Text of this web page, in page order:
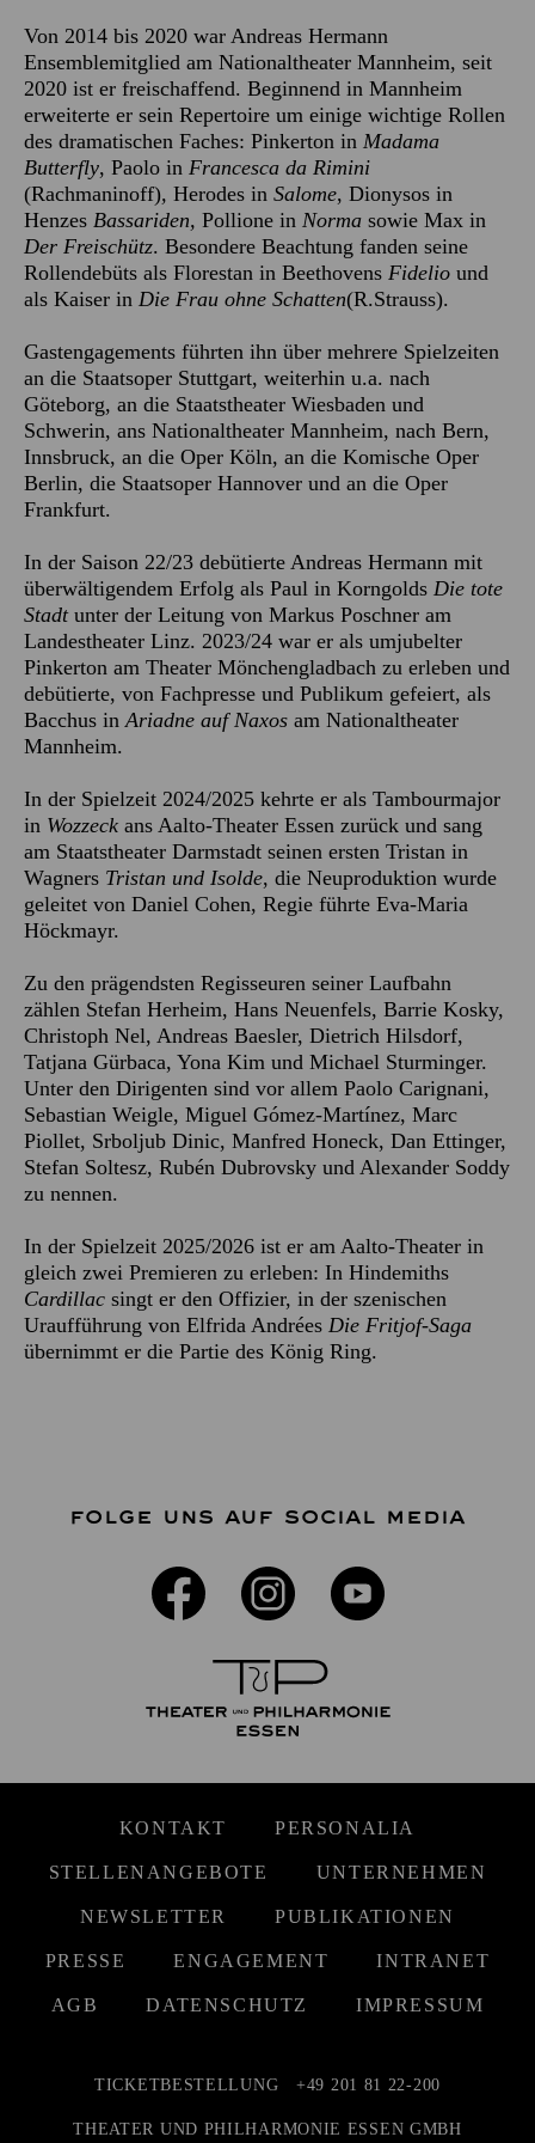
Von 2014 bis 2020 war Andreas Hermann
Ensemblemitglied am Nationaltheater Mannheim, seit
2020 ist er freischaffend. Beginnend in Mannheim
erweiterte er sein Repertoire um einige wichtige Rollen
des dramatischen Faches: Pinkerton in Madama
Butterfly, Paolo in Francesca da Rimini
(Rachmaninoff), Herodes in Salome, Dionysos in
Henzes Bassariden, Pollione in Norma sowie Max in
Der Freischütz. Besondere Beachtung fanden seine
Rollendebüts als Florestan in Beethovens Fidelio und
als Kaiser in Die Frau ohne Schatten(R.Strauss).
Gastengagements führten ihn über mehrere Spielzeiten
an die Staatsoper Stuttgart, weiterhin u.a. nach
Göteborg, an die Staatstheater Wiesbaden und
Schwerin, ans Nationaltheater Mannheim, nach Bern,
Innsbruck, an die Oper Köln, an die Komische Oper
Berlin, die Staatsoper Hannover und an die Oper
Frankfurt.
In der Saison 22/23 debütierte Andreas Hermann mit
überwältigendem Erfolg als Paul in Korngolds Die tote
Stadtunter der Leitung von Markus Poschner am
Landestheater Linz. 2023/24 war er als umjubelter
Pinkerton am Theater Mönchengladbach zu erleben und
debütierte, von Fachpresse und Publikum gefeiert, als
Bacchus inAriadne auf Naxos am Nationaltheater
Mannheim.
In der Spielzeit 2024/2025 kehrte er als Tambourmajor
in Wozzeck ans Aalto-Theater Essen zurück und sang
am Staatstheater Darmstadt seinen ersten Tristan in
Wagners Tristan und Isolde, die Neuproduktion wurde
geleitet von Daniel Cohen, Regie führte Eva-Maria
Höckmayr.
Zu den prägendsten Regisseuren seiner Laufbahn
zählen Stefan Herheim, Hans Neuenfels, Barrie Kosky,
Christoph Nel, Andreas Baesler, Dietrich Hilsdorf,
Tatjana Gürbaca, Yona Kim und Michael Sturminger.
Unter den Dirigenten sind vor allem Paolo Carignani,
Sebastian Weigle, Miguel Gómez-Martínez, Marc
Piollet, Srboljub Dinic, Manfred Honeck, Dan Ettinger,
Stefan Soltesz, Rubén Dubrovsky und Alexander Soddy
zu nennen.
In der Spielzeit 2025/2026 ist er am Aalto-Theater in
gleich zwei Premieren zu erleben: In Hindemiths
Cardillac singt er den Offizier, in der szenischen
Uraufführung von Elfrida Andrées Die Fritjof-Saga
übernimmt er die Partie des König Ring.
FOLGE UNS AUF SOCIAL MEDIA
KONTAKT PERSONALIA
STELLENANGEBOTE UNTERNEHMEN
NEWSLETTER PUBLIKATIONEN
PRESSE ENGAGEMENT INTRANET
AGB DATENSCHUTZ IMPRESSUM
TICKETBESTELLUNG +49 201 81 22-200
THEATER UND PHILHARMONIE ESSEN GMBH